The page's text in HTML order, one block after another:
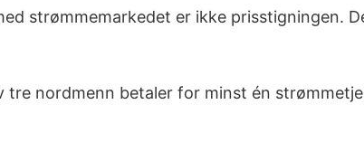
strømmemarkedet er ikke prisstigningen.
tre nordmenn betaler for minst én